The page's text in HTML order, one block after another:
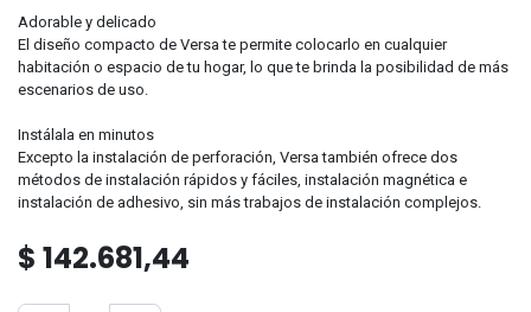
Adorable y delicado
El diseño compacto de Versa te permite colocarlo en cualquier
habitación o espacio de tu hogar, lo que te brinda la posibilidad de más
escenarios de uso.
Instálala en minutos
Excepto la instalación de perforación, Versa también ofrece dos
métodos de instalación rápidos y fáciles, instalación magnética e
instalación de adhesivo, sin más trabajos de instalación complejos.
$ 142.681,44